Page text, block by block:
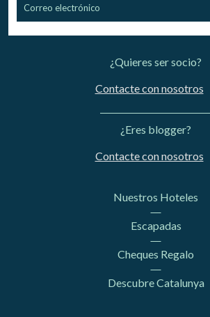
¿Quieres ser socio?
Contacte con nosotros
¿Eres blogger?
Contacte con nosotros
Nuestros Hoteles
Escapadas
Cheques Regalo
Descubre Catalunya